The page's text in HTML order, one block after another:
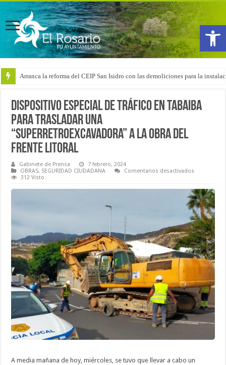
Abrir
Arranca la reforma del CEIP San Isidro con las demoliciones para la
Dispositivo especial de tráfico en Tabaiba
para trasladar una
“superretroexcavadora” a la obra del
frente litoral
Gabinete de Prensa
7 febrero, 2024
OBRAS, SEGURIDAD CIUDADANA Comentarios desactivados
de
tráfico
en
Tabaiba
para
trasladar
una
a
la
obra
del
frente
litoral
312 Visto
A media mañana de hoy, miércoles, se tuvo que llevar a cabo un